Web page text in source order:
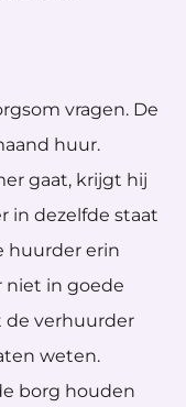
vragen. De
huur.
gaat, krijgt hij
in dezelfde staat
huurder erin
niet in goede
de verhuurder
weten.
borg houden